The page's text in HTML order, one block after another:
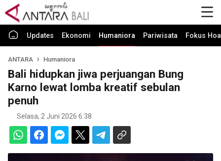
Updates Ekonomi Humaniora Pariwisata Fokus
ANTARA Humaniora
Bali hidupkan jiwa perjuangan Bung
Karno lewat lomba kreatif sebulan
penuh
Selasa, 2 Juni 2026 6:38